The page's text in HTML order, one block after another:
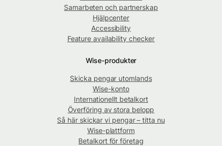
Samarbeten och partnerskap
Hjälpcenter
Accessibility
Feature availability checker
Wise-produkter
Skicka pengar utomlands
Wise-konto
Internationellt betalkort
Överföring av stora belopp
Så här skickar vi pengar – titta nu
Wise-plattform
Betalkort för företag